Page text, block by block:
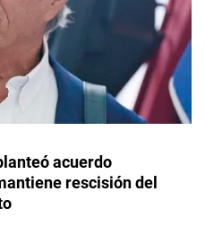
acuerdo
rescisión del